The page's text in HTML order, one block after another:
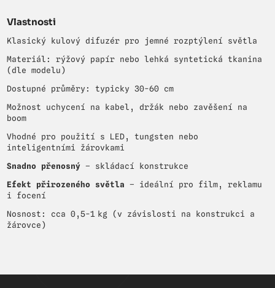
Vlastnosti
Klasický kulový difuzér pro jemné rozptýlení světla
Materiál: rýžový papír nebo lehká syntetická tkanina
(dle modelu)
Dostupné průměry: typicky 30-60 cm
Možnost uchycení na kabel, držák nebo zavěšení na
boom
Vhodné pro použití s LED, tungsten nebo
inteligentními žárovkami
Snadno přenosný – skládací konstrukce
Efekt přirozeného světla – ideální pro film, reklamu
i focení
Nosnost: cca 0,5-1 kg (v závislosti na konstrukci a
žárovce)